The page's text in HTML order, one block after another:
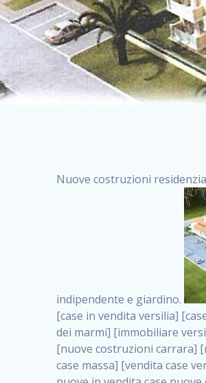
Nuove costruzioni
indipendente e giardino.